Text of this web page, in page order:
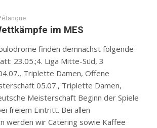
im MES
finden demnächst folgende
23.05.;4. Liga Mitte-Süd, 3
Triplette Damen, Offene
05.07., Triplette Damen,
Meisterschaft Beginn der Spiele
freiem Eintritt. Bei allen
werden wir Catering sowie Kaffee